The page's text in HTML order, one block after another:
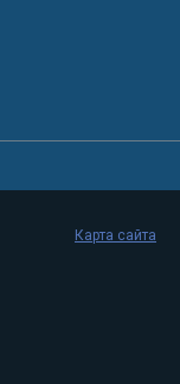
Карта сайта